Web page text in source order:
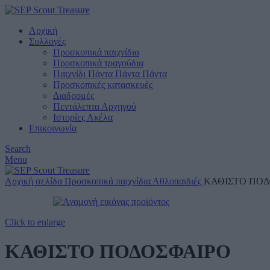
Αρχική
Συλλογές
Προσκοπικά παιχνίδια
Προσκοπικά τραγούδια
Παιχνίδι Πάντα Πάντα Πάντα
Προσκοπικές κατασκευές
Διαδρομές
Πεντάλεπτα Αρχηγού
Ιστορίες Ακέλα
Επικοινωνία
Search
Menu
Αρχική σελίδα Προσκοπικά παιχνίδια Αθλοπαιδιές ΚΑΘΙΣΤΟ
Click to enlarge
ΚΑΘΙΣΤΟ ΠΟΔΟΣΦΑΙΡΟ